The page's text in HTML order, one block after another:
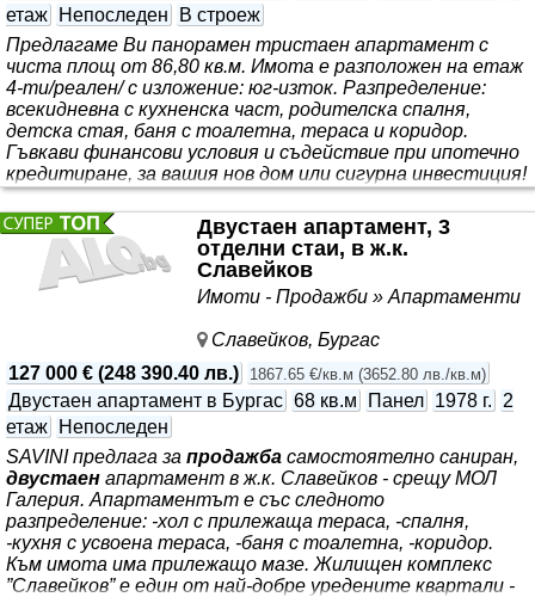
етаж
Непоследен
В строеж
Предлагаме Ви панорамен тристаен апартамент с
чиста площ от 86,80 кв.м. Имота е разположен на етаж
4-ти/реален/ с изложение: юг-изток. Разпределение:
всекидневна с кухненска част, родителска спалня,
детска стая, баня с тоалетна, тераса и коридор.
Гъвкави финансови условия и съдействие при ипотечно
кредитиране, за вашия нов дом или сигурна инвестиция!
За удобството на живущите в сградата на партерно
ниво ще има хранителен магазин, аптека и магазин за
промишлени стоки. Представяме Ви комплекс “TEREX
RESIDENCE” - съчетание от безкомпромисно качество
и централна локация, създаден да предложи
Двустаен апартамент, 3
отделни стаи, в ж.к.
Славейков
Имоти - Продажби » Апартаменти
Славейков, Бургас
127 000 € (248 390.40 лв.) 1867.65 €/кв.м (3652.80 лв./кв.м)
Двустаен апартамент в Бургас 68 кв.м Панел 1978 г.
2
етаж
Непоследен
SAVINI предлага за продажба самостоятелно саниран,
двустаен апартамент в ж.к. Славейков - срещу МОЛ
Галерия. Апартаментът е със следното
разпределение: -хол с прилежаща тераса, -спалня,
-кухня с усвоена тераса, -баня с тоалетна, -коридор.
Към имота има прилежащо мазе. Жилищен комплекс
”Славейков” е един от най-добре уредените квартали -